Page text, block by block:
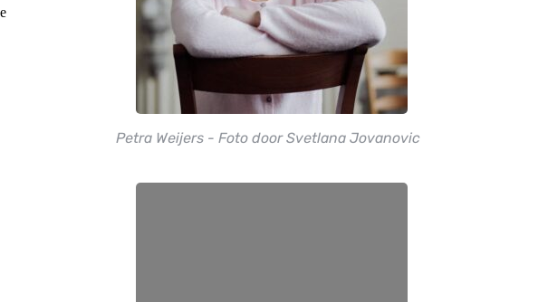
Petra Weijers - Foto door Svetlana Jovanovic